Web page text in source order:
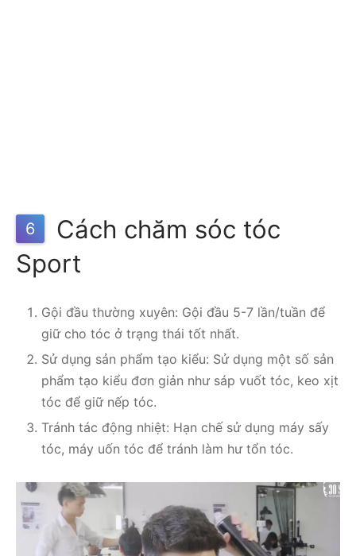
6
Cách chăm sóc tóc
Sport
Gội đầu thường xuyên: Gội đầu 5-7 lần/tuần để
giữ cho tóc ở trạng thái tốt nhất.
Sử dụng sản phẩm tạo kiểu: Sử dụng một số sản
phẩm tạo kiểu đơn giản như sáp vuốt tóc, keo xịt
tóc để giữ nếp tóc.
Tránh tác động nhiệt: Hạn chế sử dụng máy sấy
tóc, máy uốn tóc để tránh làm hư tổn tóc.